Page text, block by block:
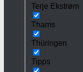
Terje Ekstrøm
Thams
Thüringen
Tipps